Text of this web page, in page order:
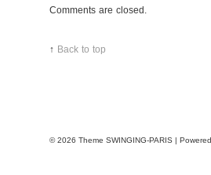
Comments are closed.
↑ Back to top
© 2026 Theme SWINGING-PARIS |